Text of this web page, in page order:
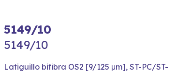
5149/10
5149/10
Latiguillo bifibra OS2 [9/125 μm], ST-PC/ST-